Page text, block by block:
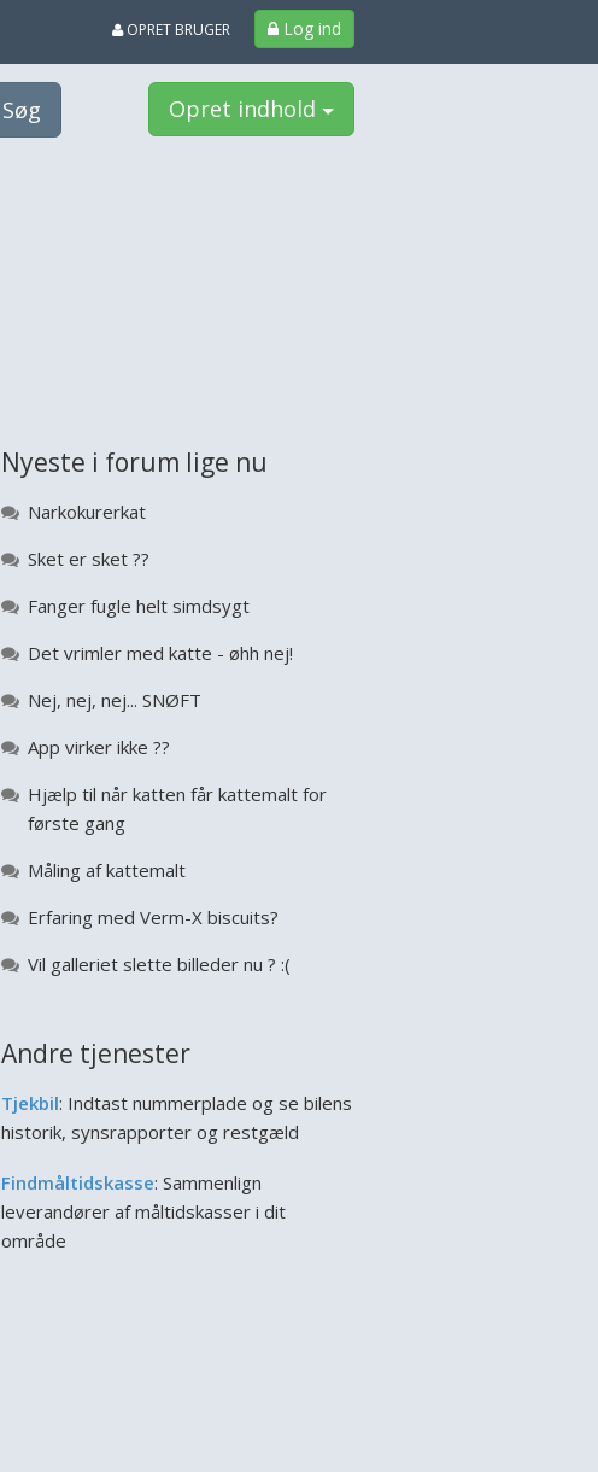
Log ind
OPRET BRUGER
Søg Opret indhold
Nyeste i forum lige nu
Narkokurerkat
Sket er sket ??
Fanger fugle helt simdsygt
Det vrimler med katte - øhh nej!
Nej, nej, nej... SNØFT
App virker ikke ??
Hjælp til når katten får kattemalt for
første gang
Måling af kattemalt
Erfaring med Verm-X biscuits?
Vil galleriet slette billeder nu ? :(
Andre tjenester
Tjekbil: Indtast nummerplade og se bilens
historik, synsrapporter og restgæld
Findmåltidskasse: Sammenlign
leverandører af måltidskasser i dit
område